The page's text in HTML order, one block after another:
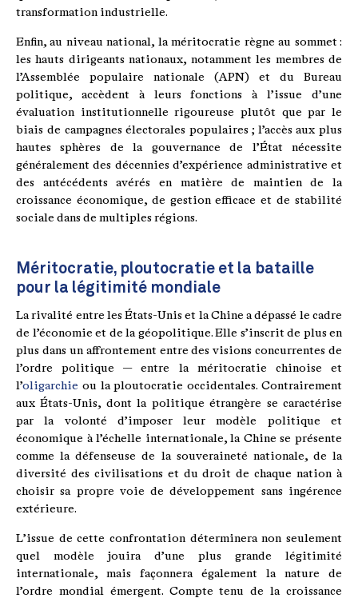
transformation industrielle.
Enfin, au niveau national, la méritocratie règne au sommet :
les hauts dirigeants nationaux, notamment les membres de
l’Assemblée populaire nationale (APN) et du Bureau
politique, accèdent à leurs fonctions à l’issue d’une
évaluation institutionnelle rigoureuse plutôt que par le
biais de campagnes électorales populaires ; l’accès aux plus
hautes sphères de la gouvernance de l’État nécessite
généralement des décennies d’expérience administrative et
des antécédents avérés en matière de maintien de la
croissance économique, de gestion efficace et de stabilité
sociale dans de multiples régions.
Méritocratie, ploutocratie et la bataille
pour la légitimité mondiale
La rivalité entre les États-Unis et la Chine a dépassé le cadre
de l’économie et de la géopolitique. Elle s’inscrit de plus en
plus dans un affrontement entre des visions concurrentes de
l’ordre politique — entre la méritocratie chinoise et
l’oligarchie ou la ploutocratie occidentales. Contrairement
aux États-Unis, dont la politique étrangère se caractérise
par la volonté d’imposer leur modèle politique et
économique à l’échelle internationale, la Chine se présente
comme la défenseuse de la souveraineté nationale, de la
diversité des civilisations et du droit de chaque nation à
choisir sa propre voie de développement sans ingérence
extérieure.
L’issue de cette confrontation déterminera non seulement
quel modèle jouira d’une plus grande légitimité
internationale, mais façonnera également la nature de
l’ordre mondial émergent. Compte tenu de la croissance